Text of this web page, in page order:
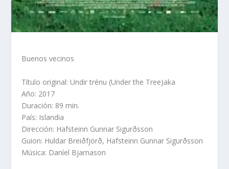
Buenos vecinos
Título original: Undir trénu (Under the Tree)aka
Año: 2017
Duración: 89 min.
País: Islandia
Dirección: Hafsteinn Gunnar Sigurðsson
Guion: Huldar Breiðfjörð, Hafsteinn Gunnar Sigurðsson
Música: Daníel Bjarnason